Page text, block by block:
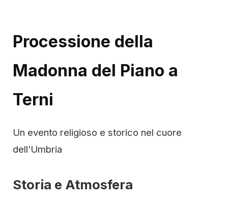
Processione della
Madonna del Piano a
Terni
Un evento religioso e storico nel cuore
dell’Umbria
Storia e Atmosfera